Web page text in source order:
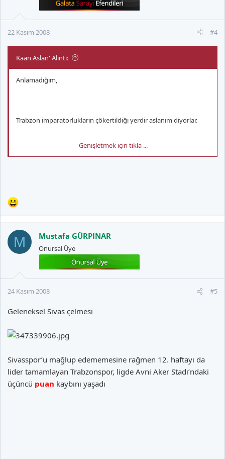
22 Kasım 2008 #4
Kaan Aslan' Alıntı:
Anlamadığım,
Trabzon imparatorlukların çökertildiği yerdir aslanım diyorlar.
Genişletmek için tıkla ...
M Mustafa GÜRPINAR
Onursal Üye
24 Kasım 2008 #5
Geleneksel Sivas çelmesi
Sivasspor’u mağlup edememesine rağmen 12. haftayı da
lider tamamlayan Trabzonspor, ligde Avni Aker Stadı’ndaki
üçüncü puan kaybını yaşadı